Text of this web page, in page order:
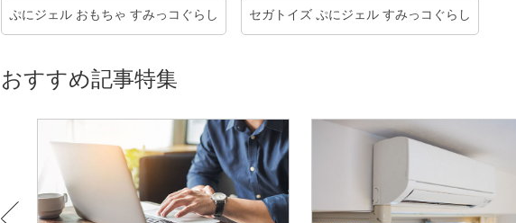
ぷにジェル おもちゃ すみっコぐらし セガトイズ ぷにジェル すみっコぐらし
おすすめ記事特集